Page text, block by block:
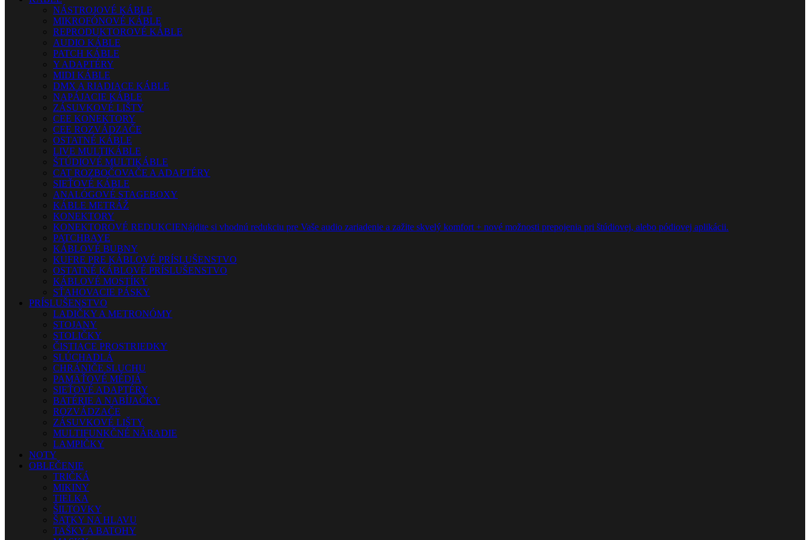
NÁSTROJOVÉ KÁBLE
MIKROFÓNOVÉ KÁBLE
REPRODUKTOROVÉ KÁBLE
AUDIO KÁBLE
PATCH KÁBLE
Y ADAPTÉRY
MIDI KÁBLE
DMX A RIADIACE KÁBLE
NAPÁJACIE KÁBLE
ZÁSUVKOVÉ LIŠTY
CEE KONEKTORY
CEE ROZVÁDZAČE
OSTATNÉ KÁBLE
LIVE MULTIKÁBLE
ŠTÚDIOVÉ MULTIKÁBLE
CAT ROZBOČOVAČE A ADAPTÉRY
SIEŤOVÉ KÁBLE
ANALÓGOVÉ STAGEBOXY
KÁBLE METRÁŽ
KONEKTORY
KONEKTOROVÉ REDUKCIENájdite si vhodnú redukciu pre Vaše audio zariadenie a zažite skvelý komfort + nové možnosti prepojenia pri štúdiovej, alebo pódiovej aplikácii.
PATCHBAYE
KÁBLOVÉ BUBNY
KUFRE PRE KÁBLOVÉ PRÍSLUŠENSTVO
OSTATNÉ KÁBLOVÉ PRÍSLUŠENSTVO
KÁBLOVÉ MOSTÍKY
SŤAHOVACIE PÁSKY
PRÍSLUŠENSTVO
LADIČKY A METRONÓMY
STOJANY
STOLIČKY
ČISTIACE PROSTRIEDKY
SLÚCHADLÁ
CHRÁNIČE SLUCHU
PAMÄŤOVÉ MÉDIÁ
SIEŤOVÉ ADAPTÉRY
BATÉRIE A NABÍJAČKY
ROZVÁDZAČE
ZÁSUVKOVÉ LIŠTY
MULTIFUNKČNÉ NÁRADIE
LAMPIČKY
NOTY
OBLEČENIE
TRIČKÁ
MIKINY
TIELKA
ŠILTOVKY
ŠATKY NA HLAVU
TAŠKY A BATOHY